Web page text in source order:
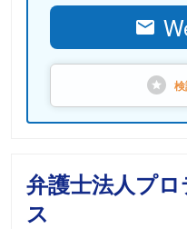
弁護士法人プ
ス